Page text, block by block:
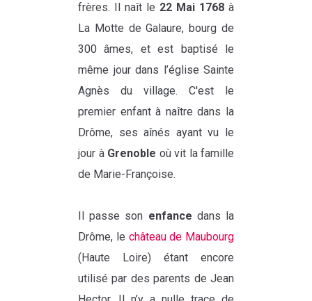
frères. Il naît le 22 Mai 1768 à
La Motte de Galaure, bourg de
300 âmes, et est baptisé le
même jour dans l’église Sainte
Agnès du village. C'est le
premier enfant à naître dans la
Drôme, ses aînés ayant vu le
jour à Grenoble où vit la famille
de Marie-Françoise.
Il passe son enfance dans la
Drôme, le château de Maubourg
(Haute Loire) étant encore
utilisé par des parents de Jean